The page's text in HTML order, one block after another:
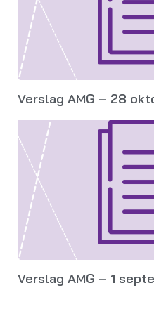
Verslag AMG – 28
Verslag AMG – 1